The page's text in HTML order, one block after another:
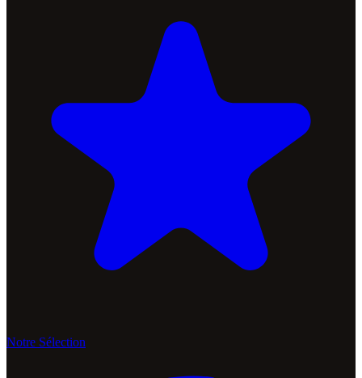
Notre Sélection